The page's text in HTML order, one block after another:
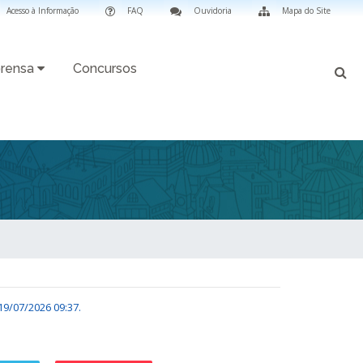
Mapa do Site
Ouvidoria
FAQ
Acesso à Informação
Concursos
07/2026 09:37.